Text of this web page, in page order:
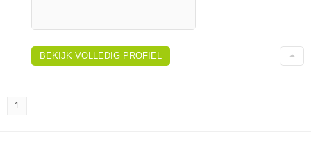
BEKIJK VOLLEDIG PROFIEL
1